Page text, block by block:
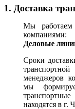
1. Доставка
Мы работаем
Деловые
Сроки
менеджеров
мы
находятся в г.